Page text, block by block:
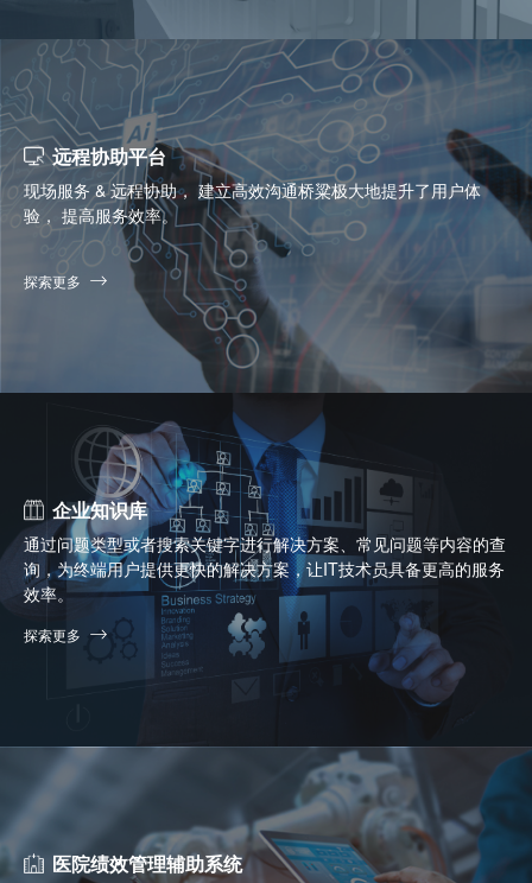
远程协助平台
现场服务 & 远程协助， 建立高效沟通桥粱极大地提升了用户体
验， 提高服务效率。
探索更多
企业知识库
通过问题类型或者搜索关键字进行解决方案、常见问题等内容的查
询，为终端用户提供更快的解决方案，让IT技术员具备更高的服务
效率。
探索更多
医院绩效管理辅助系统